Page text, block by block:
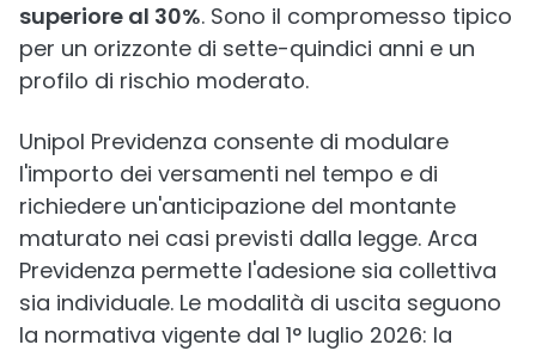
superiore al 30%. Sono il compromesso tipico
per un orizzonte di sette-quindici anni e un
profilo di rischio moderato.
Unipol Previdenza consente di modulare
l'importo dei versamenti nel tempo e di
richiedere un'anticipazione del montante
maturato nei casi previsti dalla legge. Arca
Previdenza permette l'adesione sia collettiva
sia individuale. Le modalità di uscita seguono
la normativa vigente dal 1° luglio 2026: la